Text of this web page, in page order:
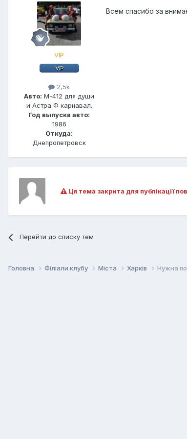
VIP
2,5k
Авто: М-412 для души
и Астра Ф карнавал.
Год выпуска авто:
1986
Откуда:
Днепропетровск
Всем спасибо за
Ця тема закрита для публікації
Перейти до списку тем
Головна Філіали клубу Міста Харків Нужна